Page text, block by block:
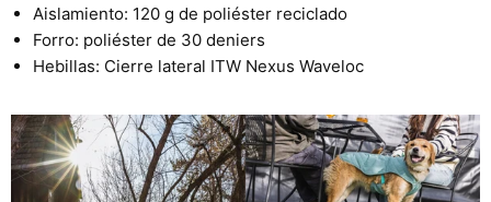
Aislamiento: 120 g de poliéster reciclado
Forro: poliéster de 30 deniers
Hebillas: Cierre lateral ITW Nexus Waveloc